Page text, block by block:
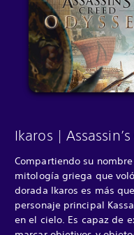
Ikaros |
Compartiendo su
mitología griega que
dorada Ikaros es más
personaje principal
en el cielo. Es capaz de